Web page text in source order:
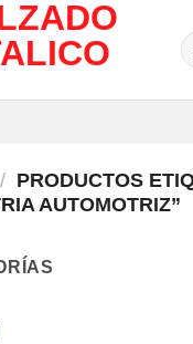
/ PRODUCTOS
AUTOMOTRIZ”